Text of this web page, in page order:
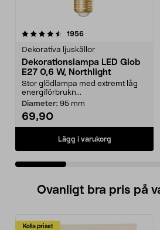
1956recensioner
Dekorativa ljuskällor
Dekorationslampa LED Glob
E27 0,6 W, Northlight
Stor glödlampa med extremt låg
energiförbrukn...
Diameter: 95 mm
69,90
Lägg i varukorg
4.5 av 5 stjärnor
Ovanligt bra pris på
Kolla priset